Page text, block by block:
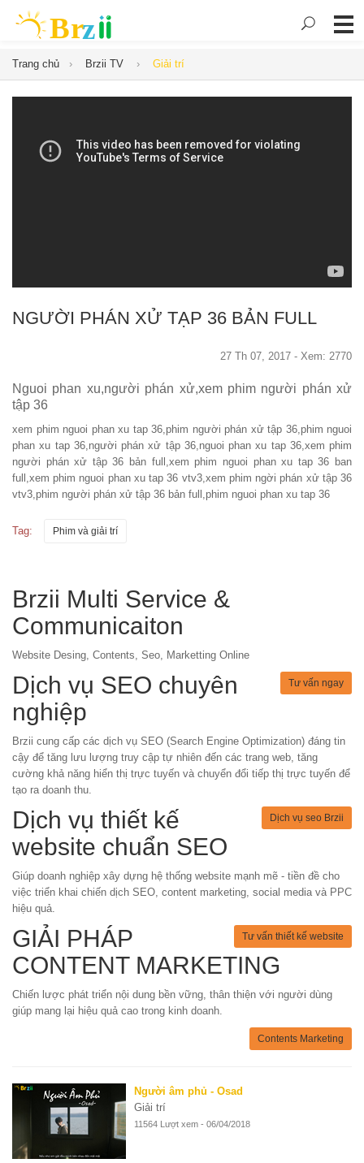
Trang chủ Brzii TV Giải trí
NGƯỜI PHÁN XỬ TẠP 36 BẢN FULL
27 Th 07, 2017 - Xem: 2770
Nguoi phan xu,người phán xử,xem phim người phán xử
tập 36
xem phim nguoi phan xu tap 36,phim người phán xử tập 36,phim nguoi
phan xu tap 36,người phán xử tập 36,nguoi phan xu tap 36,xem phim
người phán xử tập 36 bản full,xem phim nguoi phan xu tap 36 ban
full,xem phim nguoi phan xu tap 36 vtv3,xem phim ngời phán xử tập 36
vtv3,phim người phán xử tập 36 bản full,phim nguoi phan xu tap 36
Tag: Phim và giải trí
Brzii Multi Service &
Communicaiton
Website Desing, Contents, Seo, Marketting Online
Tư vấn ngay
Dịch vụ SEO chuyên
nghiệp
Brzii cung cấp các dịch vụ SEO (Search Engine Optimization) đáng tin
cậy để tăng lưu lượng truy cập tự nhiên đến các trang web, tăng
cường khả năng hiển thị trực tuyến và chuyển đổi tiếp thị trực tuyến để
tạo ra doanh thu.
Dịch vụ seo Brzii
Dịch vụ thiết kế
website chuẩn SEO
Giúp doanh nghiệp xây dựng hệ thống website mạnh mẽ - tiền đề cho
việc triển khai chiến dịch SEO, content marketing, social media và PPC
hiệu quả.
Tư vấn thiết kế website
GIẢI PHÁP
CONTENT MARKETING
Chiến lược phát triển nội dung bền vững, thân thiện với người dùng
giúp mang lại hiệu quả cao trong kinh doanh.
Contents Marketing
Người âm phủ - Osad
Giải trí
11564 Lượt xem - 06/04/2018